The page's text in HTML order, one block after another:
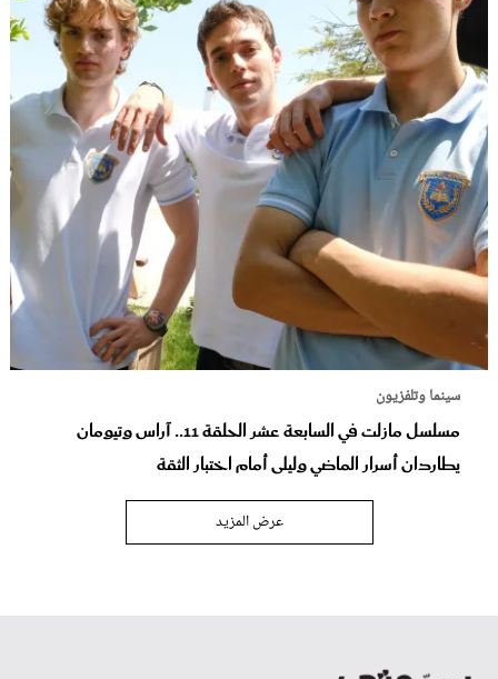
سينما وتلفزيون
مسلسل مازلت في السابعة عشر الحلقة 11.. آراس وتيومان
يطاردان أسرار الماضي وليلى أمام اختبار الثقة
عرض المزيد